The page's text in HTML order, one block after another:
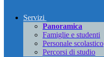
Servizi
Panoramica
Famiglie e studenti
Personale scolastico
Percorsi di studio